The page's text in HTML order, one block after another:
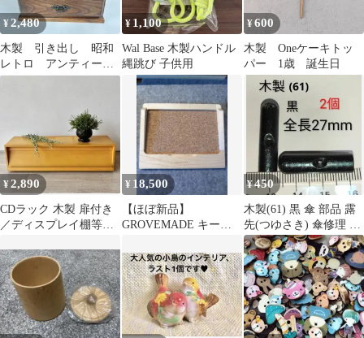
¥2,480
木製 引き出し 昭和
レトロ アンティー
ク 小物入れ
¥ 1,100
Wal Base 木製ハンドル
縄跳び 子供用
¥600
木製 Oneケーキトッ
パー 1歳 誕生日
¥2,890
CDラック 木製 扉付き
／ディスプレイ棚等※
収納
¥ 18,500
【ほぼ新品】
GROVEMADE キーボ
¥450
木製(61) 黒 傘 部品 露
先(つゆさき) 傘修理 2
個 貴重